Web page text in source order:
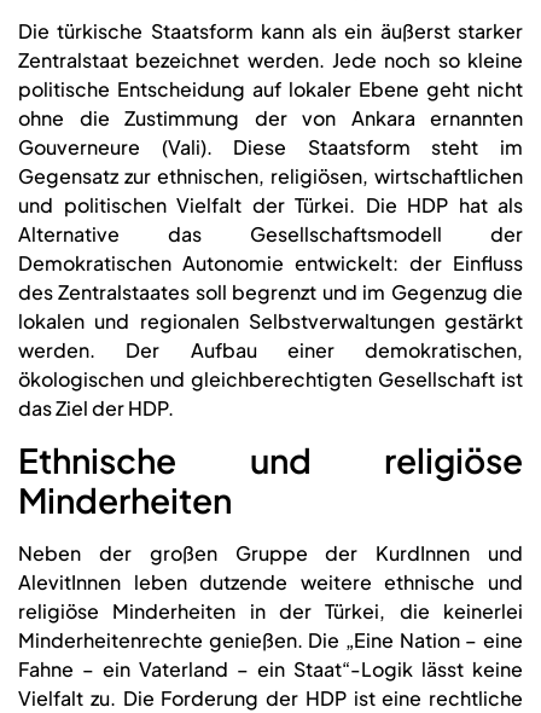
Die türkische Staatsform kann als ein äußerst starker
Zentralstaat bezeichnet werden. Jede noch so kleine
politische Entscheidung auf lokaler Ebene geht nicht
ohne die Zustimmung der von Ankara ernannten
Gouverneure (Vali). Diese Staatsform steht im
Gegensatz zur ethnischen, religiösen, wirtschaftlichen
und politischen Vielfalt der Türkei. Die HDP hat als
Alternative das Gesellschaftsmodell der
Demokratischen Autonomie entwickelt: der Einfluss
des Zentralstaates soll begrenzt und im Gegenzug die
lokalen und regionalen Selbstverwaltungen gestärkt
werden. Der Aufbau einer demokratischen,
ökologischen und gleichberechtigten Gesellschaft ist
das Ziel der HDP.
Ethnische und religiöse
Minderheiten
Neben der großen Gruppe der KurdInnen und
AlevitInnen leben dutzende weitere ethnische und
religiöse Minderheiten in der Türkei, die keinerlei
Minderheitenrechte genießen. Die „Eine Nation – eine
Fahne – ein Vaterland – ein Staat“-Logik lässt keine
Vielfalt zu. Die Forderung der HDP ist eine rechtliche